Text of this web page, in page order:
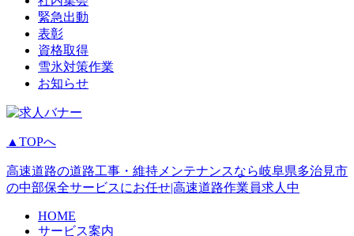
緊急出動
表彰
資格取得
雪氷対策作業
お知らせ
▲TOPへ
高速道路の道路工事・維持メンテナンスなら岐阜県多治見市
の中部保全サービスにお任せ|高速道路作業員求人中
HOME
サービス案内